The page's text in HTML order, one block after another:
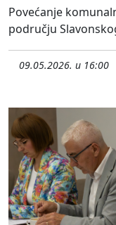
Povećanje
području
09.05.2026. u 16:00